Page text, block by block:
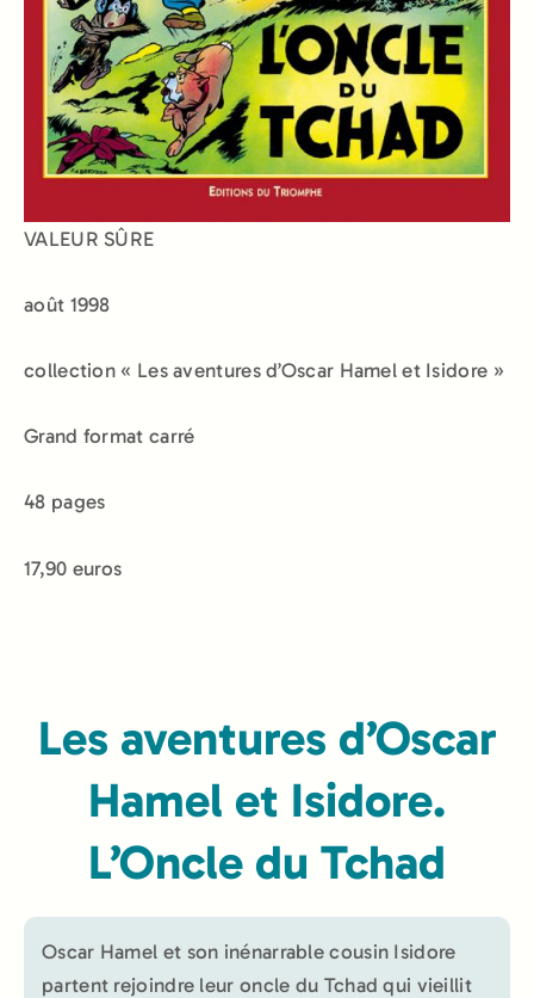
VALEUR SÛRE
août 1998
collection « Les aventures d’Oscar Hamel et Isidore »
Grand format carré
48 pages
17,90 euros
Les aventures d’Oscar
Hamel et Isidore.
L’Oncle du Tchad
Oscar Hamel et son inénarrable cousin Isidore
partent rejoindre leur oncle du Tchad qui vieillit